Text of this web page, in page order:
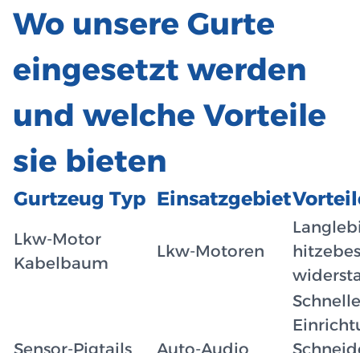
Wo unsere Gurte
eingesetzt werden
und welche Vorteile
sie bieten
Gurtzeug Typ Einsatzgebiet
Lkw-Motor
Kabelbaum
Lkw-Motoren
Schnelle